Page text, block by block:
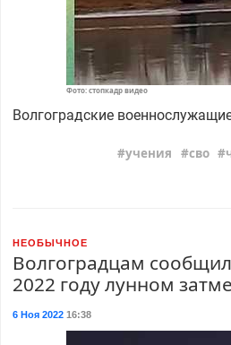
Фото: стопкадр видео
Волгоградские
учения сво
НЕОБЫЧНОЕ
Волгоградцам
2022 году лунном
6 Ноя 202216:38